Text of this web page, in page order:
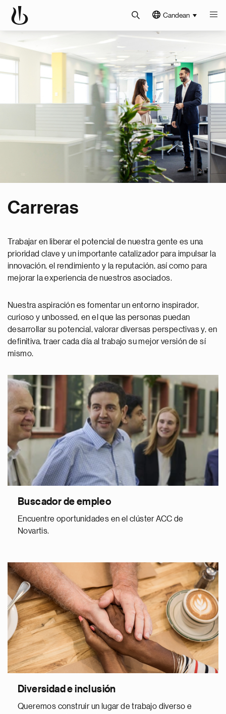
Candean
Carreras
Trabajar en liberar el potencial de nuestra gente es una
prioridad clave y un importante catalizador para impulsar la
innovación, el rendimiento y la reputación, así como para
mejorar la experiencia de nuestros asociados.
Nuestra aspiración es fomentar un entorno inspirador,
curioso y unbossed, en el que las personas puedan
desarrollar su potencial, valorar diversas perspectivas y, en
definitiva, traer cada día al trabajo su mejor versión de sí
mismo.
Buscador de empleo
Encuentre oportunidades en el clúster ACC de
Novartis.
Diversidad e inclusión
Queremos construir un lugar de trabajo diverso e